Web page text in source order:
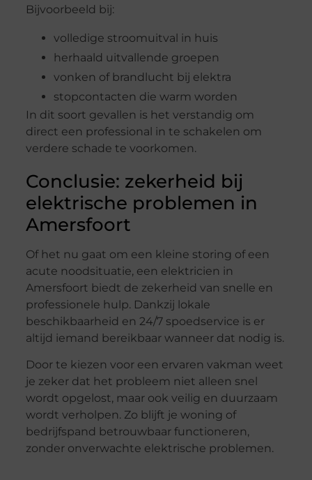
Bijvoorbeeld bij:
volledige stroomuitval in huis
herhaald uitvallende groepen
vonken of brandlucht bij elektra
stopcontacten die warm worden
In dit soort gevallen is het verstandig om
direct een professional in te schakelen om
verdere schade te voorkomen.
Conclusie: zekerheid bij
elektrische problemen in
Amersfoort
Of het nu gaat om een kleine storing of een
acute noodsituatie, een elektricien in
Amersfoort biedt de zekerheid van snelle en
professionele hulp. Dankzij lokale
beschikbaarheid en 24/7 spoedservice is er
altijd iemand bereikbaar wanneer dat nodig is.
Door te kiezen voor een ervaren vakman weet
je zeker dat het probleem niet alleen snel
wordt opgelost, maar ook veilig en duurzaam
wordt verholpen. Zo blijft je woning of
bedrijfspand betrouwbaar functioneren,
zonder onverwachte elektrische problemen.